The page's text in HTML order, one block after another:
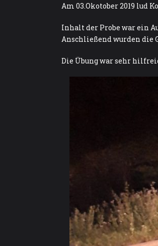
Am 03.Okotober 2019 lud
Inhalt der Probe war ein
Anschließend wurden die
Die Übung war sehr